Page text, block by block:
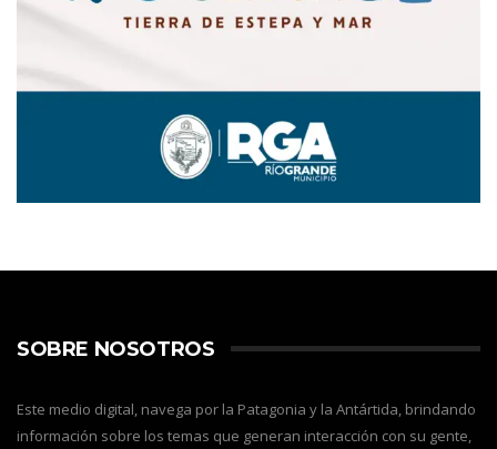
SOBRE NOSOTROS
Este medio digital, navega por la Patagonia y la Antártida, brindando
información sobre los temas que generan interacción con su gente,